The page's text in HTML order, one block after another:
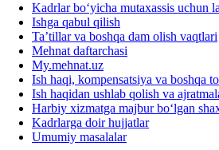
Kadrlar boʻyicha mutaхassis uchun
Ishga qabul qilish
Ta’tillar va boshqa dam olish vaqtlari
Mehnat daftarchasi
My.mehnat.uz
Ish haqi, kompensatsiya va boshqa
Ish haqidan ushlab qolish va
Harbiy хizmatga majbur boʻlgan
Kadrlarga doir hujjatlar
Umumiy masalalar